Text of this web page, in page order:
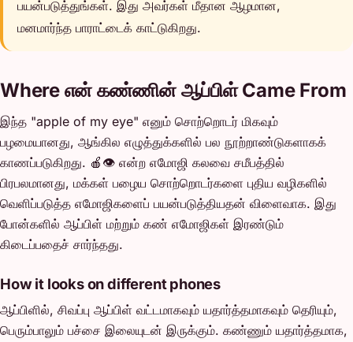
பயன்படுத்துங்கள். இது அவர்கள் மீதான ஆழமான,
மனமார்ந்த பாராட்டைக் காட்டுகிறது.
Where என் கண்ணின் ஆப்பிள் Came From
இந்த "apple of my eye" எனும் சொற்றொடர் மிகவும்
பழமையானது, ஆங்கில எழுத்துக்களில் பல நூற்றாண்டுகளாகக்
காணப்படுகிறது. 🍎👁️ என்ற எமோஜி கலவை சமீபத்தில்
பிரபலமானது, மக்கள் பழைய சொற்றொடர்களை புதிய வழிகளில்
வெளிப்படுத்த எமோஜிகளைப் பயன்படுத்தியதன் விளைவாக. இது
போன்களில் ஆப்பிள் மற்றும் கண் எமோஜிகள் இரண்டும்
கிடைப்பதைச் சார்ந்தது.
How it looks on different phones
ஆப்பிளில், சிவப்பு ஆப்பிள் வட்டமாகவும் யதார்த்தமாகவும் தெரியும்,
பெரும்பாலும் பச்சை இலையுடன் இருக்கும். கண்ணும் யதார்த்தமாக,